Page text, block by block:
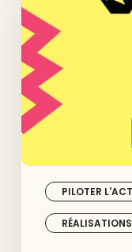
PILOTER
RÉALISATIONS
Agence
Sylius
pour
sites
e-
commerce
sur-
mesure